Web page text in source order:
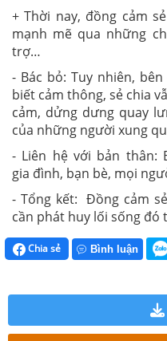
+ Thời nay, đồng cảm
mạnh mẽ qua những
trợ…
- Bác bỏ: Tuy nhiên,
biết cảm thông, sẻ chia
cảm, dửng dưng quay
của những người xung
- Liên hệ với bản thân:
gia đình, bạn bè, mọi
- Tổng kết: Đồng cảm
cần phát huy lối sống đó
Chia sẻ Bình luận